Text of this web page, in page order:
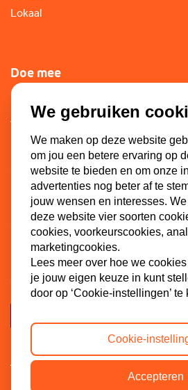
Lokaal
Doe mee
Lid worden
Vacatures
Doneren
Sponsoren
Contact
Dinkel 7
3086 HB Rotterdam
We gebruiken
We maken op deze website
om jou een betere ervaring op
website te bieden en om onze
advertenties nog beter af te
jouw wensen en interesses.
deze website vier soorten
cookies, voorkeurscookies,
marketingcookies.
Lees meer over hoe we
je jouw eigen keuze in kunt
door op ‘Cookie-instellingen’ te
Cookie-
Accepteren